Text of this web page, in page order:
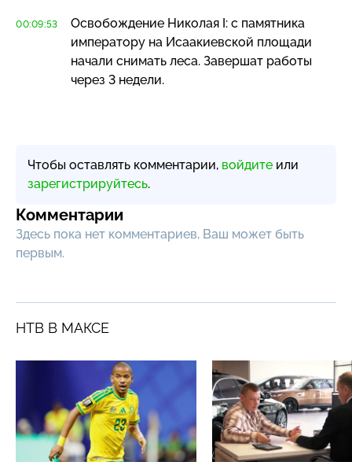
00:09:53
Освобождение Николая I: с памятника
императору на Исаакиевской площади
начали снимать леса. Завершат работы
через 3 недели.
Чтобы оставлять комментарии, войдите или
зарегистрируйтесь.
Комментарии
Здесь пока нет комментариев, Ваш может быть
первым.
НТВ В МАКСЕ